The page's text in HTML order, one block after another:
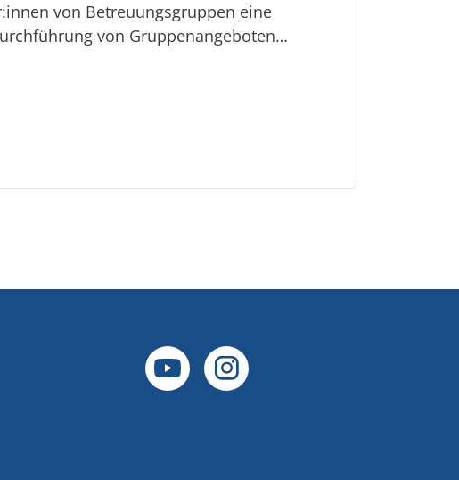
von Betreuungsgruppen eine
von Gruppenangeboten…